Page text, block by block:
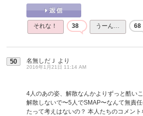
それな！ 38 うーん… 68
50 名無しだＪ より
2016年1月21日 11:14 AM
4人のあの姿、解散なんかよりずっと酷い
解散しないで〜5人でSMAP〜なんて無責
たって考えはないの？ 本人たちのコメン